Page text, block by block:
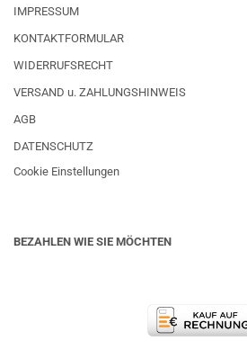
IMPRESSUM
KONTAKTFORMULAR
WIDERRUFSRECHT
VERSAND u. ZAHLUNGSHINWEIS
AGB
DATENSCHUTZ
Cookie Einstellungen
BEZAHLEN WIE SIE MÖCHTEN